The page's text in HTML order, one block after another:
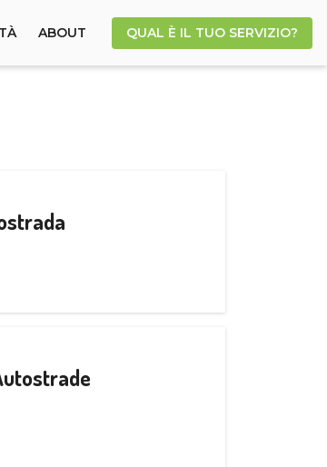
ABOUT QUAL È IL TUO SERVIZIO?